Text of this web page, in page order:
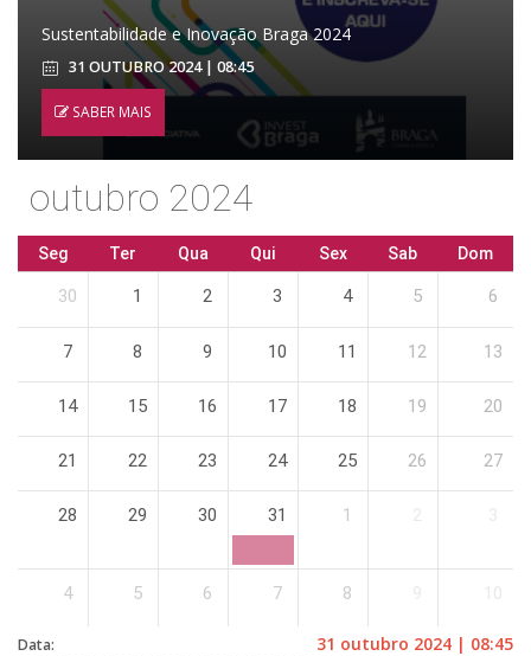
Sustentabilidade e Inovação Braga 2024
31 OUTUBRO 2024 | 08:45
SABER MAIS
outubro 2024
Seg Ter Qua Qui Sex Sab Dom
30 1 2 3 4 5 6
7 8 9 10 11 12 13
14 15 16 17 18 19 20
21 22 23 24 25 26 27
28 29 30 31 1
4 5 6 7 8
Data: 31 outubro 2024 | 08:45